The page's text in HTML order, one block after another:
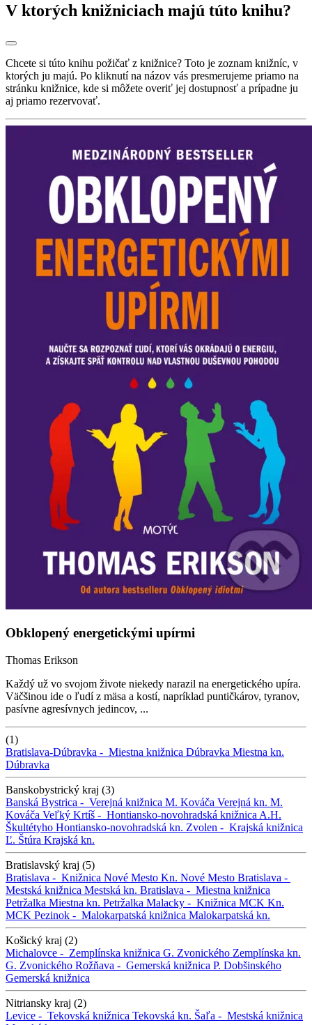
V ktorých knižniciach majú túto knihu?
Chcete si túto knihu požičať z knižnice? Toto je zoznam knižníc, v
ktorých ju majú. Po kliknutí na názov vás presmerujeme priamo na
stránku knižnice, kde si môžete overiť jej dostupnosť a prípadne ju
aj priamo rezervovať.
Obklopený energetickými upírmi
Thomas Erikson
Každý už vo svojom živote niekedy narazil na energetického upíra.
Väčšinou ide o ľudí z mäsa a kostí, napríklad puntičkárov, tyranov,
pasívne agresívnych jedincov, ...
(1)
Bratislava-Dúbravka - Miestna knižnica Dúbravka Miestna kn.
Dúbravka
Banskobystrický kraj (3)
Banská Bystrica - Verejná knižnica M. Kováča Verejná kn. M.
Kováča Veľký Krtíš - Hontiansko-novohradská knižnica A.H.
Škultétyho Hontiansko-novohradská kn. Zvolen - Krajská knižnica
Ľ. Štúra Krajská kn.
Bratislavský kraj (5)
Bratislava - Knižnica Nové Mesto Kn. Nové Mesto Bratislava -
Mestská knižnica Mestská kn. Bratislava - Miestna knižnica
Petržalka Miestna kn. Petržalka Malacky - Knižnica MCK Kn.
MCK Pezinok - Malokarpatská knižnica Malokarpatská kn.
Košický kraj (2)
Michalovce - Zemplínska knižnica G. Zvonického Zemplínska kn.
G. Zvonického Rožňava - Gemerská knižnica P. Dobšinského
Gemerská knižnica
Nitriansky kraj (2)
Levice - Tekovská knižnica Tekovská kn. Šaľa - Mestská knižnica